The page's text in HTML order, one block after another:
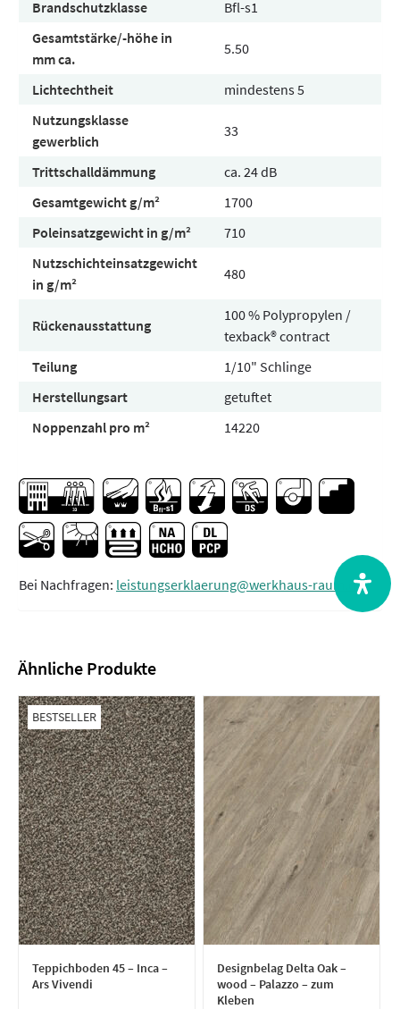
Brandschutzklasse
Bfl-s1
Gesamtstärke/-höhe in
mm ca.
5.50
Lichtechtheit
mindestens 5
Nutzungsklasse
gewerblich
33
Trittschalldämmung
ca. 24 dB
Gesamtgewicht g/m²
1700
Poleinsatzgewicht in g/m²
710
Nutzschichteinsatzgewicht
in g/m²
480
Rückenausstattung
100 % Polypropylen /
texback® contract
Teilung
1/10" Schlinge
Herstellungsart
getuftet
Noppenzahl pro m²
14220
Bei Nachfragen: leistungserklaerung@werkhaus-raum.de
Ähnliche Produkte
BESTSELLER
Teppichboden 45 – Inca –
Ars Vivendi
Designbelag Delta Oak –
wood – Palazzo – zum
Kleben